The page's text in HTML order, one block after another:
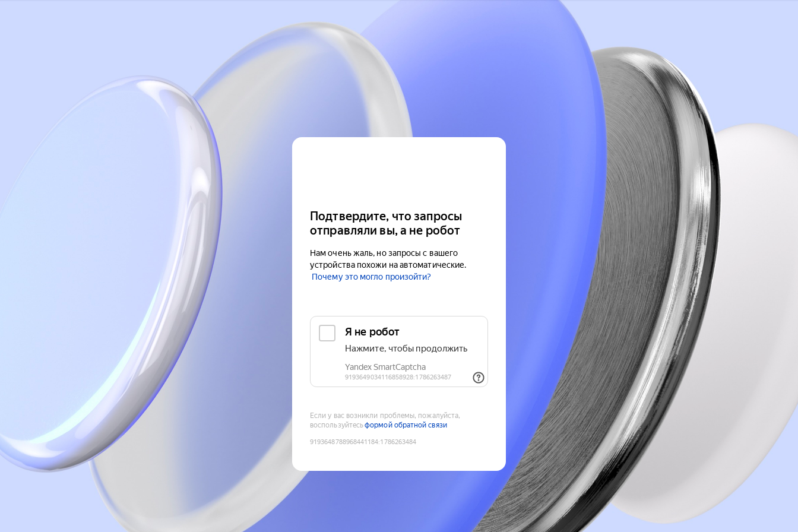
Подтвердите, что запросы
отправляли вы, а не робот
Нам очень жаль, но запросы с вашего
устройства похожи на автоматические.
Почему это могло произойти?
Если у вас возникли проблемы, пожалуйста,
воспользуйтесьформой обратной связи
9193648788968441184:1786263484